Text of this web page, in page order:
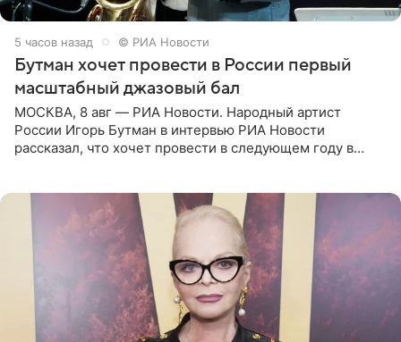
5 часов назад © РИА Новости
Бутман хочет провести в России первый
масштабный джазовый бал
МОСКВА, 8 авг — РИА Новости. Народный артист
России Игорь Бутман в интервью РИА Новости
рассказал, что хочет провести в следующем году в